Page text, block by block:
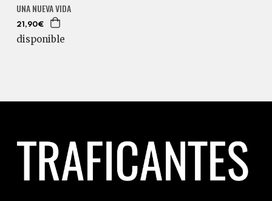
UNA NUEVA VIDA
21,90€
disponible